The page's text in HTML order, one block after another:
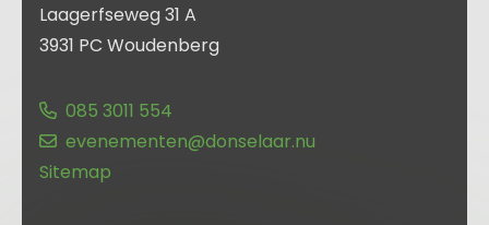
Laagerfseweg 31 A
3931 PC Woudenberg
085 3011 554
evenementen@donselaar.nu
Sitemap